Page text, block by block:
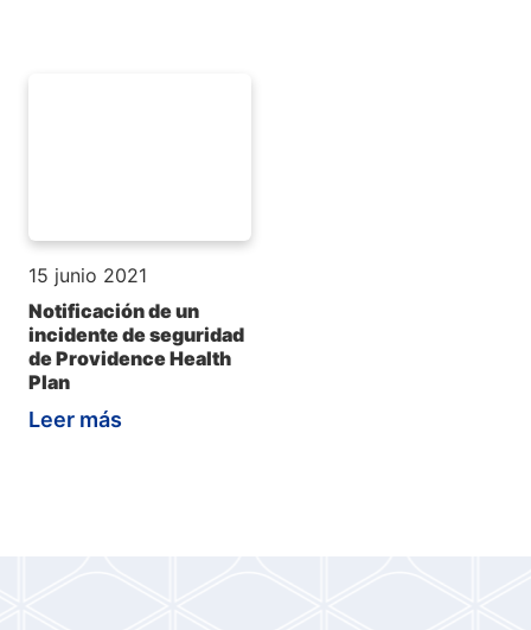
15 junio 2021
Notificación de un
incidente de seguridad
de Providence Health
Plan
Leer más